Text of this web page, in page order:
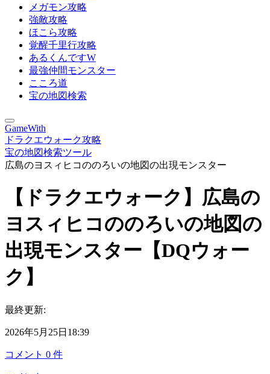
メガモン攻略
強敵攻略
ほこら攻略
覚醒千里行攻略
あるくんですW
最強仲間モンスター
こころ道
宝の地図検索
GameWith
ドラクエウォーク攻略
宝の地図検索ツール
広島のヨスィヒコののろいの地図の出現モンスター
【ドラクエウォーク】広島の
ヨスィヒコののろいの地図の
出現モンスター【DQウォー
ク】
最終更新:
2026年5月25日18:39
コメント 0 件